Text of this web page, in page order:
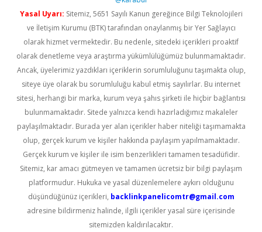
Yasal Uyarı: Sitemiz, 5651 Sayılı Kanun gereğince Bilgi Teknolojileri
ve İletişim Kurumu (BTK) tarafından onaylanmış bir Yer Sağlayıcı
olarak hizmet vermektedir. Bu nedenle, sitedeki içerikleri proaktif
olarak denetleme veya araştırma yükümlülüğümüz bulunmamaktadır.
Ancak, üyelerimiz yazdıkları içeriklerin sorumluluğunu taşımakta olup,
siteye üye olarak bu sorumluluğu kabul etmiş sayılırlar. Bu internet
sitesi, herhangi bir marka, kurum veya şahıs şirketi ile hiçbir bağlantısı
bulunmamaktadır. Sitede yalnızca kendi hazırladığımız makaleler
paylaşılmaktadır. Burada yer alan içerikler haber niteliği taşımamakta
olup, gerçek kurum ve kişiler hakkında paylaşım yapılmamaktadır.
Gerçek kurum ve kişiler ile isim benzerlikleri tamamen tesadüfidir.
Sitemiz, kar amacı gütmeyen ve tamamen ücretsiz bir bilgi paylaşım
platformudur. Hukuka ve yasal düzenlemelere aykırı olduğunu
düşündüğünüz içerikleri, backlinkpanelicomtr@gmail.com
adresine bildirmeniz halinde, ilgili içerikler yasal süre içerisinde
sitemizden kaldırılacaktır.